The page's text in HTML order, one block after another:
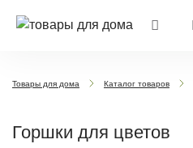
Товары для дома Каталог товаров
Горшки для цветов